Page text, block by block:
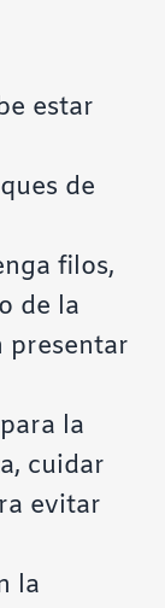
estar
de
filos,
de la
presentar
la
cuidar
evitar
la